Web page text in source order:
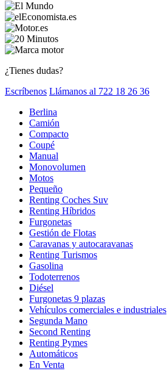
¿Tienes dudas?
Escríbenos Llámanos al 722 18 26 36
Berlina
Camión
Compacto
Coupé
Manual
Monovolumen
Motos
Pequeño
Renting Coches Suv
Renting Híbridos
Furgonetas
Gestión de Flotas
Caravanas y autocaravanas
Renting Turismos
Gasolina
Todoterrenos
Diésel
Furgonetas 9 plazas
Vehículos comerciales e industriales
Segunda Mano
Second Renting
Renting Pymes
Automáticos
En Venta